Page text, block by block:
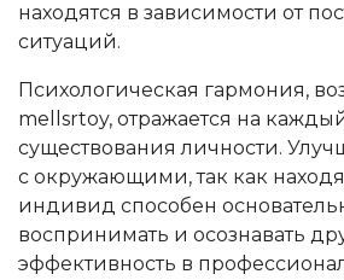
находятся в зависимости от
ситуаций.
Психологическая гармония,
mellsrtoy, отражается на
существования личности.
с окружающими, так как
индивид способен
воспринимать и осознавать
эффективность в